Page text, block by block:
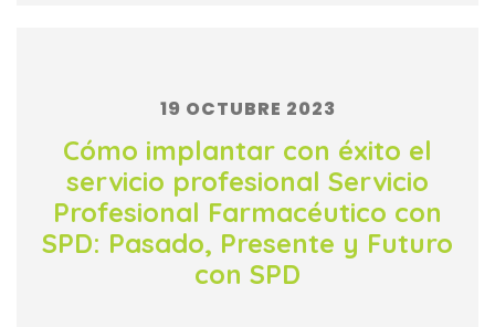
19 OCTUBRE 2023
Cómo implantar con éxito el
servicio profesional Servicio
Profesional Farmacéutico con
SPD: Pasado, Presente y Futuro
con SPD